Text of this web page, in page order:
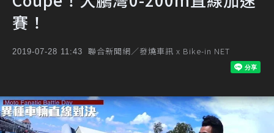
賽！
2019-07-28 11:43 聯合新聞網／發燒車訊 x Bike-in NET